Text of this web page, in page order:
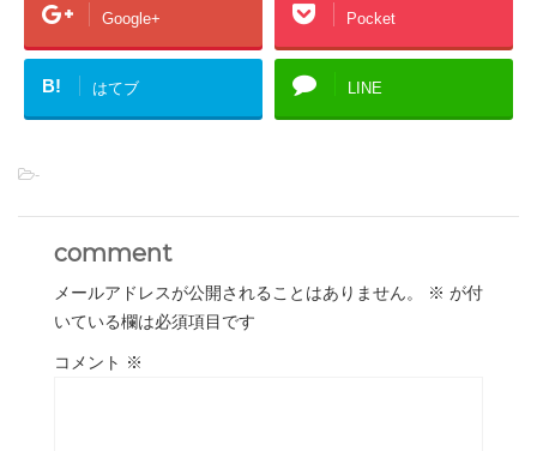
Google+ Pocket
B! はてブ LINE
-
comment
メールアドレスが公開されることはありません。 ※ が付
いている欄は必須項目です
コメント ※